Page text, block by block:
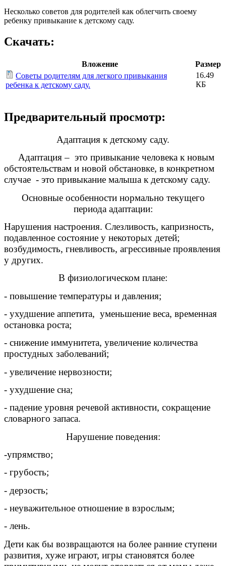
Несколько советов для родителей как облегчить своему
ребенку привыкание к детскому саду.
Скачать:
Вложение
Размер
Советы родителям для легкого привыкания
ребенка к детскому саду.
16.49
КБ
Предварительный просмотр:
Адаптация к детскому саду.
Адаптация – это привыкание человека к новым
обстоятельствам и новой обстановке, в конкретном
случае - это привыкание малыша к детскому саду.
Основные особенности нормально текущего
периода адаптации:
Нарушения настроения. Слезливость, капризность,
подавленное состояние у некоторых детей;
возбудимость, гневливость, агрессивные проявления
у других.
В физиологическом плане:
- повышение температуры и давления;
- ухудшение аппетита, уменьшение веса, временная
остановка роста;
- снижение иммунитета, увеличение количества
простудных заболеваний;
- увеличение нервозности;
- ухудшение сна;
- падение уровня речевой активности, сокращение
словарного запаса.
Нарушение поведения:
-упрямство;
- грубость;
- дерзость;
- неуважительное отношение в взрослым;
- лень.
Дети как бы возвращаются на более ранние ступени
развития, хуже играют, игры становятся более